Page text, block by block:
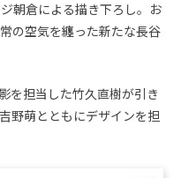
朝倉による描き下ろし。お
の空気を纏った新たな長谷
を担当した竹久直樹が引き
野萌とともにデザインを担